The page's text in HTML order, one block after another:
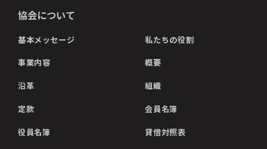
協会について
基本メッセージ 私たちの役割
事業内容 概要
沿革 組織
定款 会員名簿
役員名簿 貸借対照表